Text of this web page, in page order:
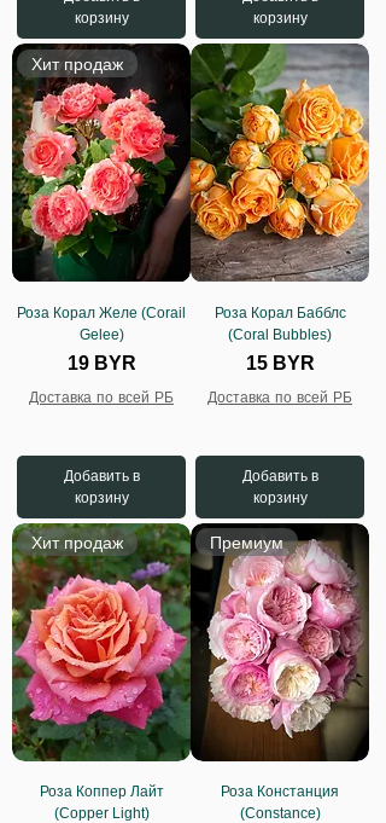
корзину
корзину
Хит продаж
Роза Корал Желе (Corail
Gelee)
Цена
19 BYR
Доставка по всей РБ
Добавить в
корзину
Роза Корал Бабблс
(Coral Bubbles)
Цена
15 BYR
Доставка по всей РБ
Добавить в
корзину
Хит продаж
Роза Коппер Лайт
(Copper Light)
Премиум
Роза Констанция
(Constance)